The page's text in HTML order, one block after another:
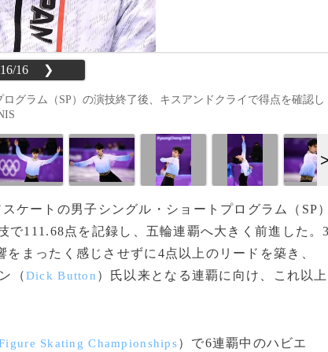
16/16 ❯
グラム（SP）の演技終了後、キスアンドクライで得点を確認し
ケートの男子シングル・ショートプログラム（SP
で111.68点を記録し、五輪連覇へ大きく前進した。
まったく感じさせずに4点以上のリードを築き、
（Dick Button ）氏以来となる連覇に向け、これ以上
Skating Championships）で6連覇中のハビエ